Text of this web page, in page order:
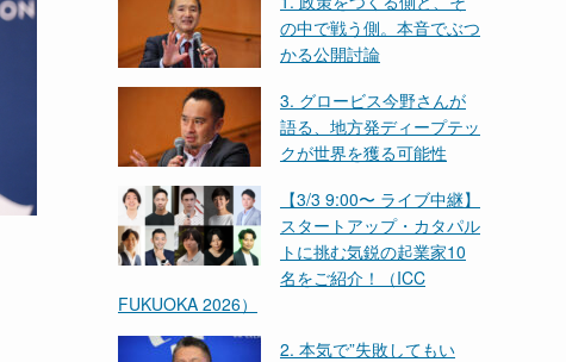
の中で戦う側。本音でぶつ
かる公開討論
3. グロービス今野さんが
語る、地方発ディープテッ
クが世界を獲る可能性
【3/3 9:00〜 ライブ中継】
スタートアップ・カタパル
トに挑む気鋭の起業家10
名をご紹介！（ICC
FUKUOKA 2026）
2. 本気で”失敗してもい